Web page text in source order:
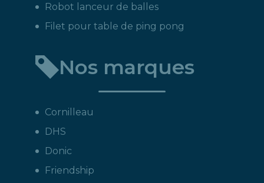
Robot lanceur de balles
Filet pour table de ping pong
Nos marques
Cornilleau
DHS
Donic
Friendship